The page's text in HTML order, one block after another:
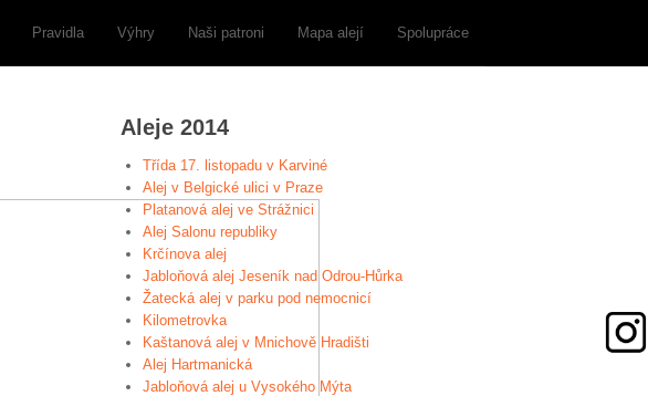
Pravidla Výhry Naši patroni Mapa alejí Spolupráce
Aleje 2014
Třída 17. listopadu v Karviné
Alej v Belgické ulici v Praze
Platanová alej ve Strážnici
Alej Salonu republiky
Krčínova alej
Jabloňová alej Jeseník nad Odrou-Hůrka
Žatecká alej v parku pod nemocnicí
Kilometrovka
Kaštanová alej v Mnichově Hradišti
Alej Hartmanická
Jabloňová alej u Vysokého Mýta